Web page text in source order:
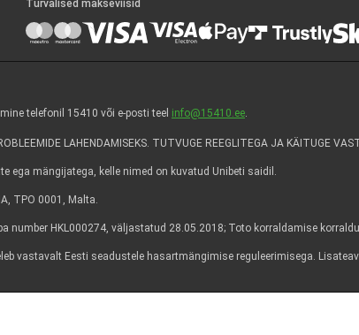
Turvalised makseviisid
telefonil 15410 või e-posti teel info@15410.ee.
LAHENDAMISEKS. TUTVUGE REEGLITEGA JA KÄITUGE
ega mängijatega, kelle nimed on kuvatud Unibeti saidil.
TPO 0001, Malta.
HKL000274, väljastatud 28.05.2018; Toto korraldamise
vastavalt Eesti seadustele hasartmängimise reguleerimisega.